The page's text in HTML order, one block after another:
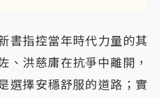
書指控當年時代力量的其
、洪慈庸在抗爭中離開，
選擇安穩舒服的道路；實